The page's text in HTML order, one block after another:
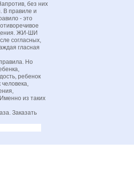
без них
В правиле и
- это
ЖИ-ШИ
согласных,
гласная
Но
ребенок
из таких
Заказать